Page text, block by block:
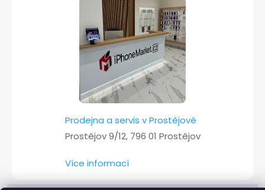
Prodejna a servis v Prostějově
Prostějov 9/12, 796 01 Prostějov
Více informací